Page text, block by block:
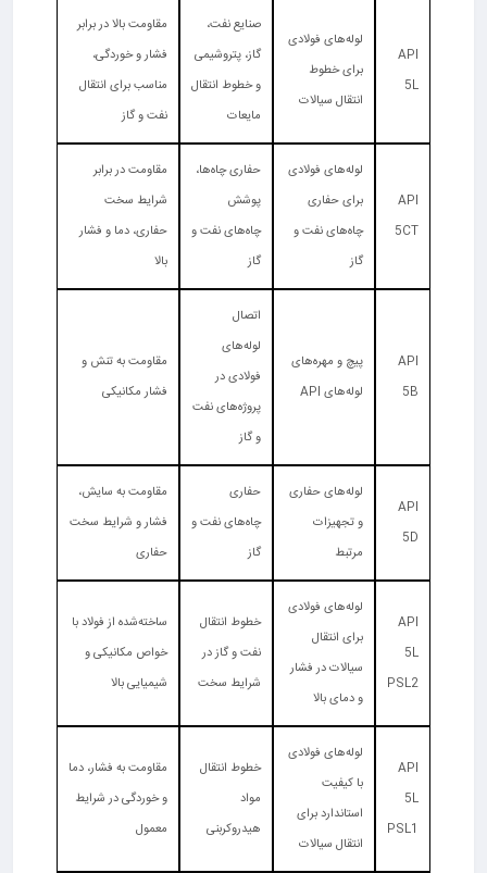
API
5L
لوله‌های فولادی
برای خطوط
انتقال سیالات
صنایع نفت،
گاز، پتروشیمی
و خطوط انتقال
مایعات
مقاومت بالا در برابر
فشار و خوردگی،
مناسب برای انتقال
نفت و گاز
API
5CT
لوله‌های فولادی
برای حفاری
چاه‌های نفت و
گاز
حفاری چاه‌ها،
پوشش
چاه‌های نفت و
گاز
مقاومت در برابر
شرایط سخت
حفاری، دما و فشار
بالا
API
5B
پیچ و مهره‌های
لوله‌های API
اتصال
لوله‌های
فولادی در
پروژه‌های نفت
و گاز
مقاومت به تنش و
فشار مکانیکی
API
5D
لوله‌های حفاری
و تجهیزات
مرتبط
حفاری
چاه‌های نفت و
گاز
مقاومت به سایش،
فشار و شرایط سخت
حفاری
API
5L
PSL2
لوله‌های فولادی
برای انتقال
سیالات در فشار
و دمای بالا
خطوط انتقال
نفت و گاز در
شرایط سخت
ساخته‌شده از فولاد با
خواص مکانیکی و
شیمیایی بالا
API
5L
PSL1
لوله‌های فولادی
با کیفیت
استاندارد برای
انتقال سیالات
خطوط انتقال
مواد
هیدروکربنی
مقاومت به فشار، دما
و خوردگی در شرایط
معمول